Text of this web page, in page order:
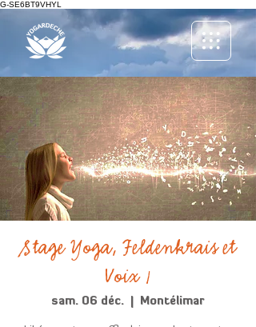
G-SE6BT9VHYL
Stage Yoga, Feldenkrais et
Voix 1
sam. 06 déc. Montélimar